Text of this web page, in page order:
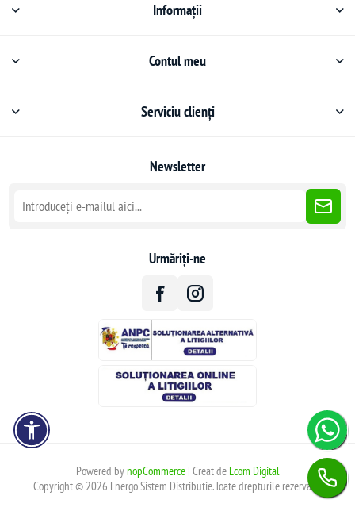
Informații
Contul meu
Serviciu clienți
Newsletter
Urmăriți-ne
Powered bynopCommerce| Creat de Ecom Digital
Copyright © 2026 Energo Sistem Distributie.Toate drepturile rezervate.